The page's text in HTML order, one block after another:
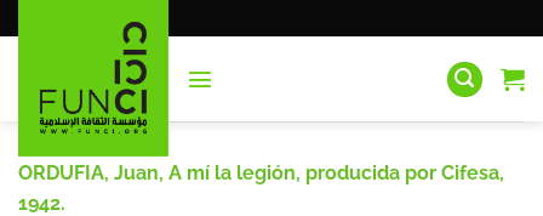
al
ORDUFIA, Juan, A mí la legión, producida por Cifesa,
1942.